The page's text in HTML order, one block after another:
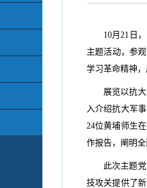
10月21日
主题活动，参
学习革命精神
展览以抗
入介绍抗大军
24位黄埔师生
作报告，阐明
此次主题
技攻关提供了